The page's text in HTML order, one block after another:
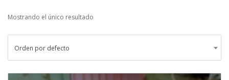
Mostrando el único resultado
Orden por defecto